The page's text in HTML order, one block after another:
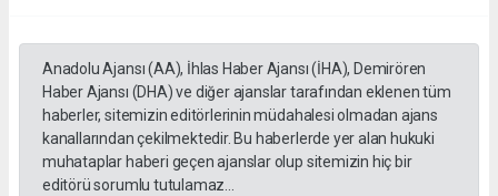
Anadolu Ajansı (AA), İhlas Haber Ajansı (İHA), Demirören
Haber Ajansı (DHA) ve diğer ajanslar tarafından eklenen tüm
haberler, sitemizin editörlerinin müdahalesi olmadan ajans
kanallarından çekilmektedir. Bu haberlerde yer alan hukuki
muhataplar haberi geçen ajanslar olup sitemizin hiç bir
editörü sorumlu tutulamaz...